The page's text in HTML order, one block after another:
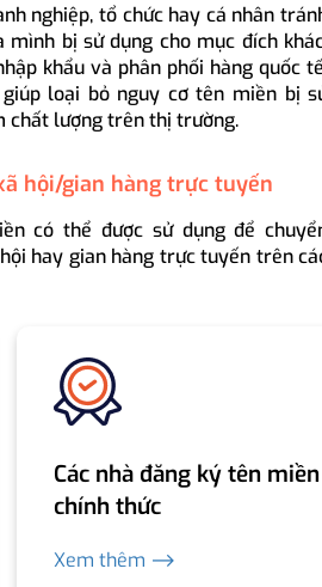
nghiệp, tổ chức hay cá nhân
bị sử dụng cho mục đích
khẩu và phân phối hàng quốc
loại bỏ nguy cơ tên miền bị
chất lượng trên thị trường.
hội/gian hàng trực tuyến
có thể được sử dụng để
hay gian hàng trực tuyến trên
Các nhà đăng ký tên miền
chính thức
Xem thêm ⟶